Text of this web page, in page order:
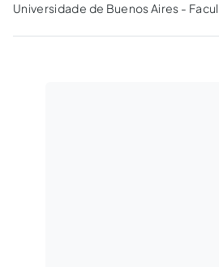
Universidade de Buenos Aires -
Renato Rabbi-Baldi Cabanillas,